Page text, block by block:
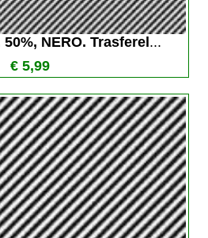
NERO. Trasferel ...
€ 5,99